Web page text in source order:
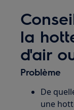
la
d'air
Problème
De
une